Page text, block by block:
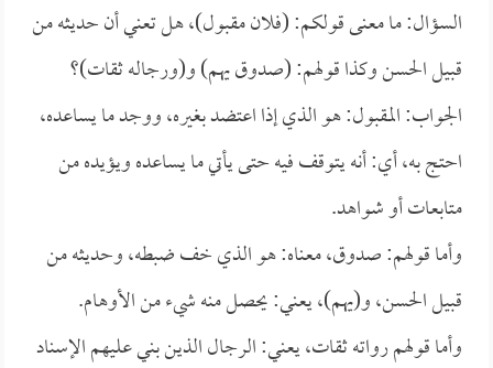
السؤال: ما معنى قولكم: (فلان مقبول)، هل تعني أن حديثه من
قبيل الحسن وكذا قولهم: (صدوق يهم) و(ورجاله ثقات)؟
الجواب: المقبول: هو الذي إذا اعتضد بغيره، ووجد ما يساعده،
احتج به، أي: أنه يتوقف فيه حتى يأتي ما يساعده ويؤيده من
متابعات أو شواهد.
وأما قولهم: صدوق، معناه: هو الذي خف ضبطه، وحديثه من
قبيل الحسن، و(يهم)، يعني: يحصل منه شيء من الأوهام.
وأما قولهم رواته ثقات، يعني: الرجال الذين بني عليهم الإسناد